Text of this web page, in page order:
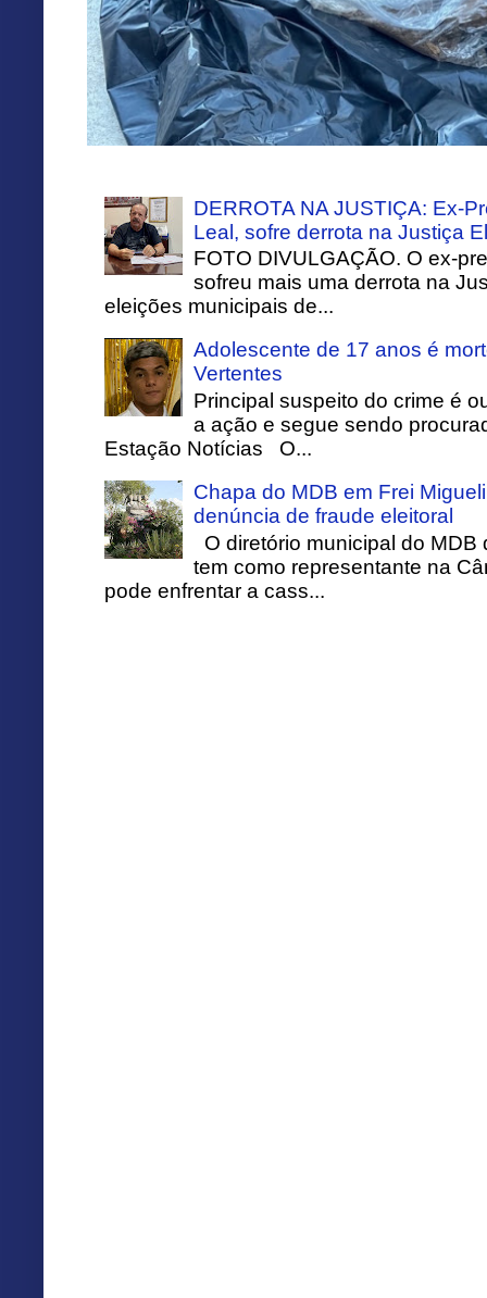
DERROTA NA JUSTIÇA: Ex-
Leal, sofre derrota na Justiça
FOTO DIVULGAÇÃO. O ex-
sofreu mais uma derrota na
eleições municipais de...
Adolescente de 17 anos é
Vertentes
Principal suspeito do crime é
a ação e segue sendo
Estação Notícias O...
Chapa do MDB em Frei
denúncia de fraude eleitoral
O diretório municipal do
tem como representante na
pode enfrentar a cass...